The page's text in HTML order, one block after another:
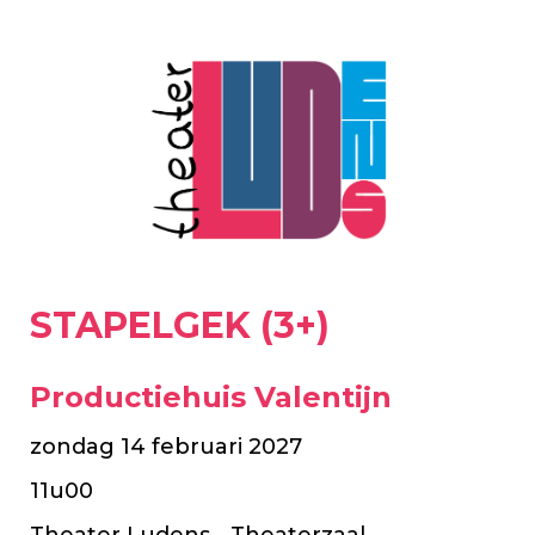
STAPELGEK (3+)
Productiehuis Valentijn
zondag 14 februari 2027
11u00